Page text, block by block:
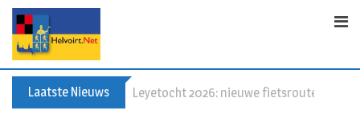
p
Laatste Nieuws 60+ en nog zin om te voetballen? Kom